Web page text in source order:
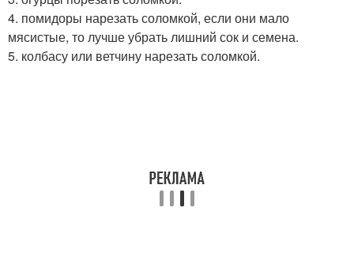
4. помидоры нарезать соломкой, если они мало
мясистые, то лучше убрать лишний сок и семена.
5. колбасу или ветчину нарезать соломкой.